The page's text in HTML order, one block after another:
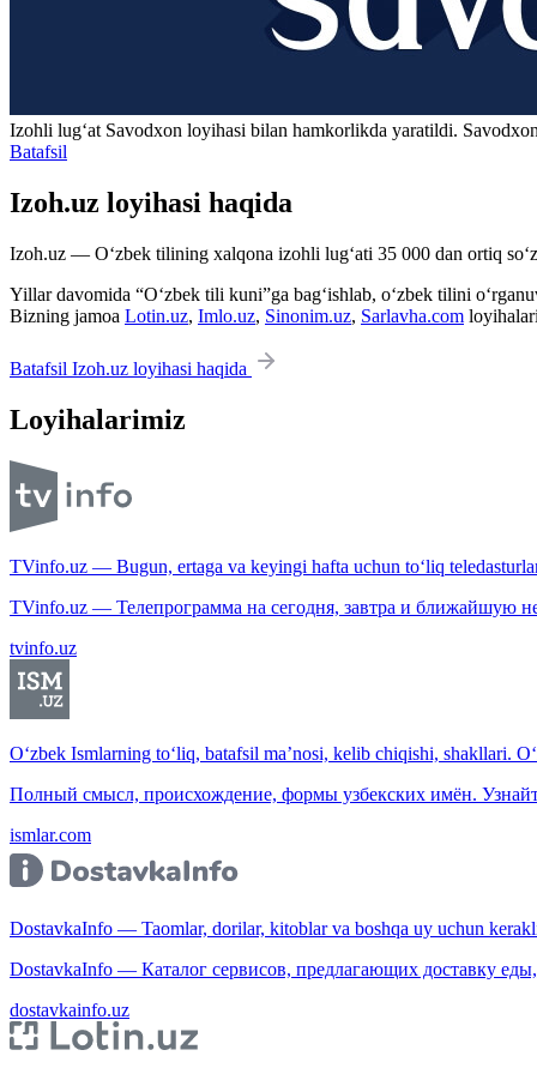
Izohli lugʻat Savodxon loyihasi bilan hamkorlikda yaratildi.
Batafsil
Izoh.uz loyihasi haqida
Izoh.uz — O‘zbek tilining xalqona izohli lug‘ati 35 000 dan ortiq
Yillar davomida “O‘zbek tili kuni”ga bag‘ishlab, o‘zbek tilini
Bizning jamoa Lotin.uz, Imlo.uz, Sinonim.uz, Sarlavha.com
Batafsil Izoh.uz loyihasi haqida
Loyihalarimiz
TVinfo.uz — Bugun, ertaga va keyingi hafta uchun to‘liq
TVinfo.uz — Телепрограмма на сегодня, завтра и ближайшую
tvinfo.uz
O‘zbek Ismlarning to‘liq, batafsil ma’nosi, kelib chiqishi, shakllari.
Полный смысл, происхождение, формы узбекских имён.
ismlar.com
DostavkaInfo — Taomlar, dorilar, kitoblar va boshqa uy uchun
DostavkaInfo — Каталог сервисов, предлагающих доставку
dostavkainfo.uz